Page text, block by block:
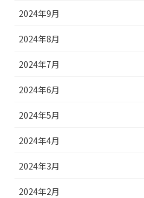
2024年9月
2024年8月
2024年7月
2024年6月
2024年5月
2024年4月
2024年3月
2024年2月